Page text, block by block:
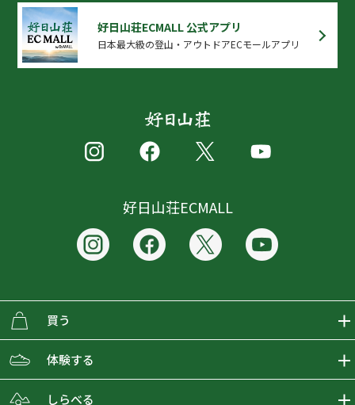
好日山荘ECMALL 公式アプリ
日本最大級の登山・アウトドアECモールアプリ
好日山荘ECMALL
買う
ECMALLの商品をさがす
取り扱いブランド一覧
体験する
おとな女子登山部
しらべる